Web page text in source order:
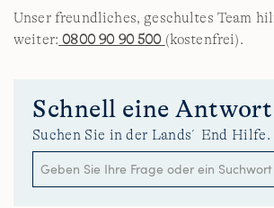
Unser freundliches, geschultes Team
weiter: 0800 90 90 500 (kostenfrei).
Schnell eine
Suchen Sie in der Lands´End Hilfe.